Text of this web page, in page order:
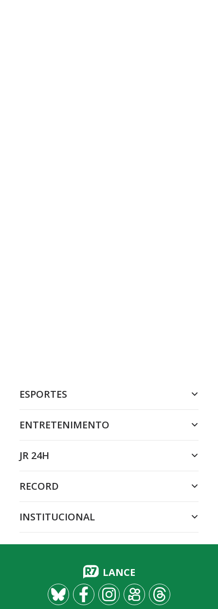
ESPORTES
ENTRETENIMENTO
JR 24H
RECORD
INSTITUCIONAL
LANCE